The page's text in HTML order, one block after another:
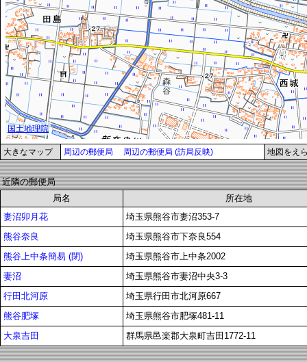
大きなマップ 周辺の郵便局 周辺の郵便局 (訪局反映) 地図をえ
近隣の郵便局
局名
所在地
妻沼卯月花
埼玉県熊谷市妻沼353-7
熊谷奈良
埼玉県熊谷市下奈良554
熊谷上中条簡易 (閉)
埼玉県熊谷市上中条2002
妻沼
埼玉県熊谷市妻沼中央3-3
行田北河原
埼玉県行田市北河原667
熊谷肥塚
埼玉県熊谷市肥塚481-11
大泉吉田
群馬県邑楽郡大泉町吉田1772-11